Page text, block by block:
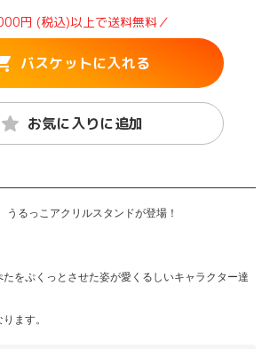
円 (税込)以上で送料無料／
バスケットに入れる
お気に入りに追加
うるっこアクリルスタンドが登場！
をぷくっとさせた姿が愛くるしいキャラクター達
ます。